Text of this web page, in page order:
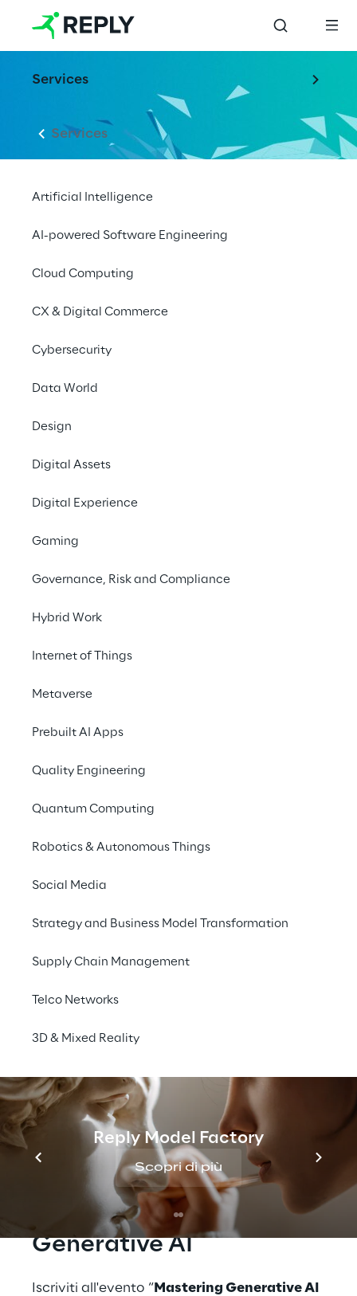
Services
Services
Artificial Intelligence
AI-powered Software Engineering
Cloud Computing
CX & Digital Commerce
Cybersecurity
Data World
Design
Digital Assets
Digital Experience
Gaming
Governance, Risk and Compliance
Hybrid Work
Internet of Things
Metaverse
Prebuilt AI Apps
Quality Engineering
Quantum Computing
Robotics & Autonomous Things
Social Media
Strategy and Business Model Transformation
Supply Chain Management
Telco Networks
3D & Mixed Reality
Reply Model Factory
Scopri di più
Mastering
Generative AI for
Process
Automation
operativa: quando la teoria diventa realtà
grazie alla potenza dell'IA.
10:00–15:30 UTC
Inglese
Iscriviti all'evento e
scopri come sfruttare la
potenza della
Generative AI
Iscriviti all'evento “ Mastering Generative AI